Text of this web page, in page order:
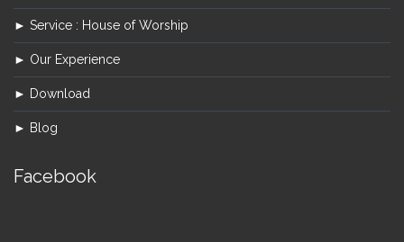
► Service : House of Worship
► Our Experience
► Download
► Blog
Facebook